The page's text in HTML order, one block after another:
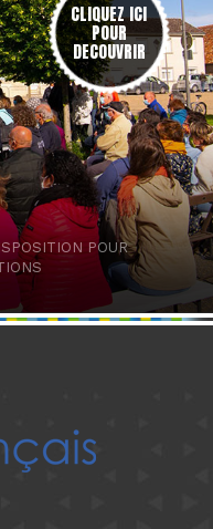
POUR
CLIQUEZ ICI
POUR
DECOUVRIR